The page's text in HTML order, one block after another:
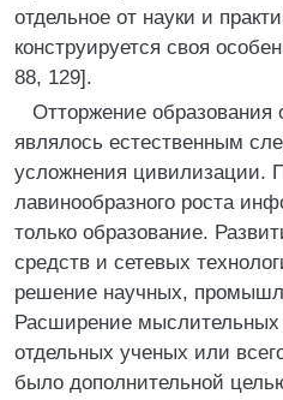
отдельное от науки и
конструируется своя
88, 129].
Отторжение образования
являлось естественным
усложнения цивилизации.
лавинообразного роста
только образование.
средств и сетевых
решение научных,
Расширение мыслительных
отдельных ученых или
было дополнительной